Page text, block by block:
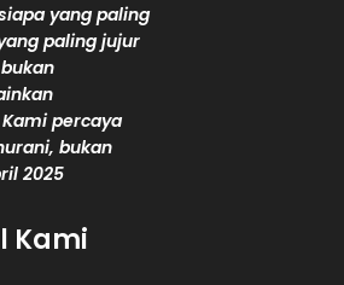
yang paling
paling jujur
percaya
bukan
2025
Kami